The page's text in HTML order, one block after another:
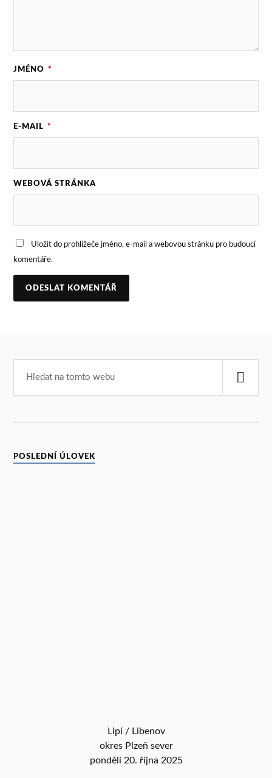
JMÉNO *
E-MAIL *
WEBOVÁ STRÁNKA
Uložit do prohlížeče jméno, e-mail a webovou stránku pro budoucí
komentáře.
POSLEDNÍ ÚLOVEK
Lipí / Libenov
okres Plzeň sever
pondělí 20. října 2025